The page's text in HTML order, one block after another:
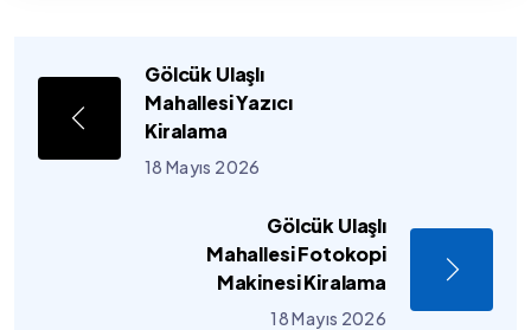
Gölcük Ulaşlı
Mahallesi Yazıcı
Kiralama
18 Mayıs 2026
Gölcük Ulaşlı
Mahallesi Fotokopi
Makinesi Kiralama
18 Mayıs 2026